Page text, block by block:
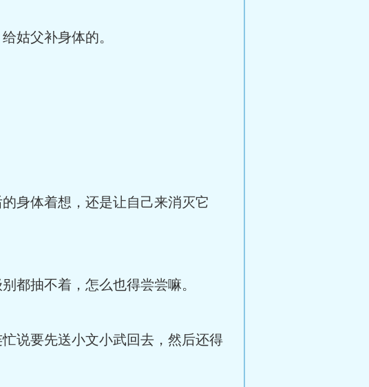
姑父补身体的。
身体着想，还是让自己来消灭它
都抽不着，怎么也得尝尝嘛。
说要先送小文小武回去，然后还得